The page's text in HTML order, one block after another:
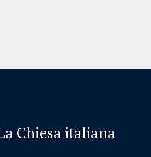
Chiesa italiana